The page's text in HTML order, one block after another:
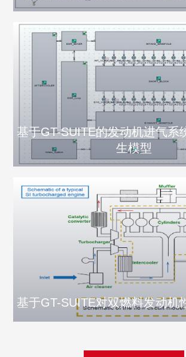
基于GT-SUITE的发动机进气系
生模型
基于GT-SUITE对双燃料发动机